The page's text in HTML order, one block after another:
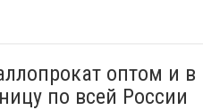
оптом и в
по всей России